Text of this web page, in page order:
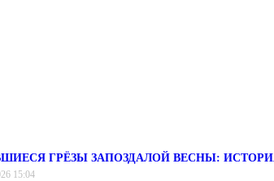
ГРЁЗЫ ЗАПОЗДАЛОЙ ВЕСНЫ:
15:04